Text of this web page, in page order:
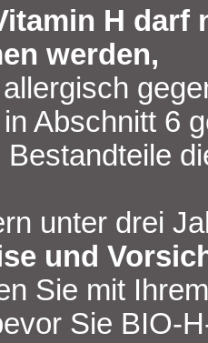
H darf
werden,
Abschnitt 6
Bestandteile
unter drei
und
Sie mit
Sie BIO-